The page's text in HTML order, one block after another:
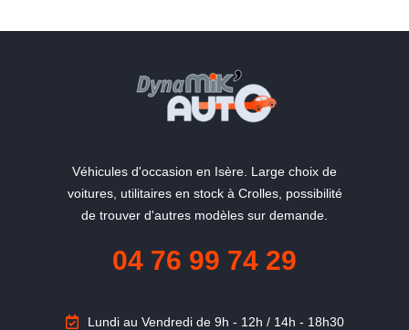
Véhicules d'occasion en Isère. Large choix de
voitures, utilitaires en stock à Crolles, possibilité
de trouver d'autres modèles sur demande.
04 76 99 74 29
Lundi au Vendredi de 9h - 12h / 14h - 18h30